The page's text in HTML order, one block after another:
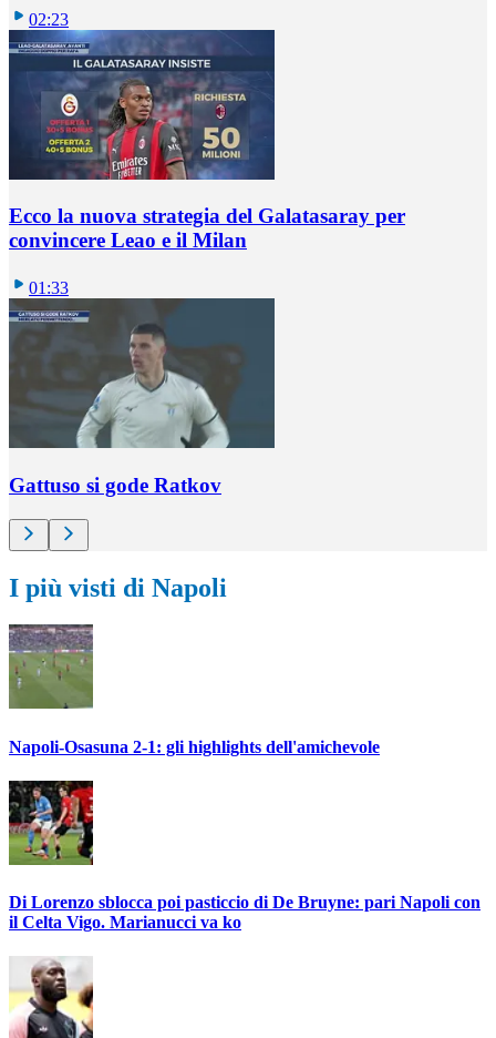
02:23
Ecco la nuova strategia del Galatasaray per
convincere Leao e il Milan
01:33
Gattuso si gode Ratkov
I più visti di Napoli
Napoli-Osasuna 2-1: gli highlights dell'amichevole
Di Lorenzo sblocca poi pasticcio di De Bruyne: pari Napoli con
il Celta Vigo. Marianucci va ko